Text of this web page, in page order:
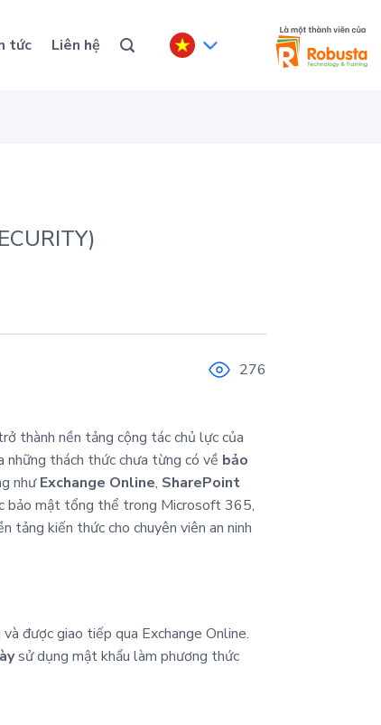
tức Liên hệ
276
thành nền tảng cộng tác chủ lực của
thách thức chưa từng có về bảo
nhưExchange Online, SharePoint
bảo mật tổng thể trong Microsoft 365,
tảng kiến thức cho chuyên viên an ninh
được giao tiếp qua Exchange Online.
sử dụng mật khẩu làm phương thức